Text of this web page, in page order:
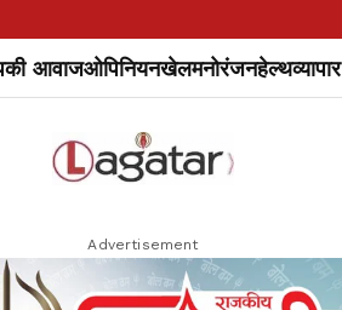
आवाजओपिनियनखेलमनोरंजनहेल्थव्यापार
Advertisement